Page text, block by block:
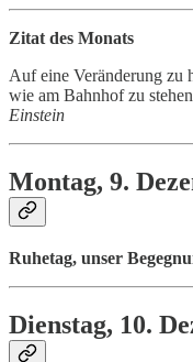
Zitat des Monats
Auf eine Veränderung zu
wie am Bahnhof zu
Einstein
Montag, 9.
Ruhetag, unser
Dienstag, 10.